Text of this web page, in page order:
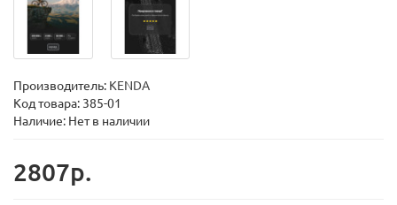
Производитель: KENDA
Код товара: 385-01
Наличие: Нет в наличии
2807р.